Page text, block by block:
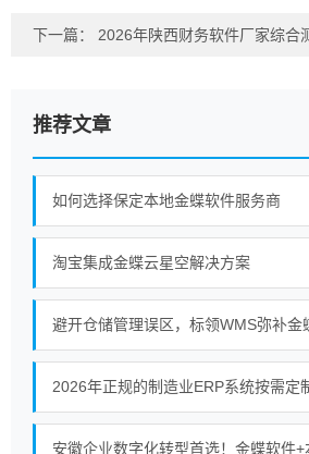
下一篇： 2026年陕西财务软件厂家综合
推荐文章
如何选择保定本地金蝶软件服务商
淘宝集成金蝶云星空解决方案
2026年正规的制造业ERP系统按需定